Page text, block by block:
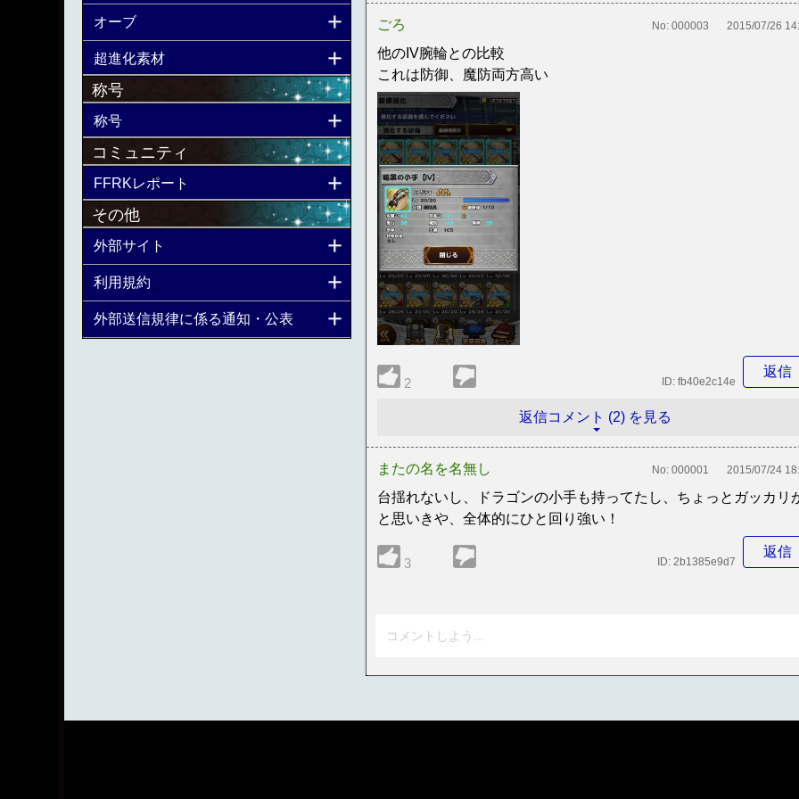
ごろ No: 000003 2015/07/26
他のIV腕輪との比較
これは防御、魔防両方高い
2
返信
ID: fb40e2c14e
返信コメント (2) を見る
またの名を名無し No: 000001 2015/07/24
台揺れないし、ドラゴンの小手も持ってたし、ちょっとガッカリ
と思いきや、全体的にひと回り強い！
3
返信
ID: 2b1385e9d7
コメントしよう...
オーブ
超進化素材
称号
称号
コミュニティ
FFRKレポート
その他
外部サイト
利用規約
外部送信規律に係る通知・公表